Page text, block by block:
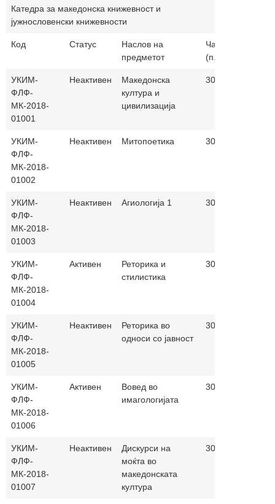
Катедра за македонска книжевност и
јужнословенски книжевности
Код Статус
Наслов на
предметот
Часови
(п.+в.)
УКИМ-
ФЛФ-
МК-2018-
01001
Неактивен
Македонска
култура и
цивилизација
30+30
УКИМ-
ФЛФ-
МК-2018-
01002
Неактивен Митопоетика 30+30
УКИМ-
ФЛФ-
МК-2018-
01003
Неактивен Агиологија 1 30+30
УКИМ-
ФЛФ-
МК-2018-
01004
Активен
Реторика и
стилистика
30+30
УКИМ-
ФЛФ-
МК-2018-
01005
Неактивен
Реторика во
односи со јавност
30+30
УКИМ-
ФЛФ-
МК-2018-
01006
Активен
Вовед во
имагологијата
30+30
УКИМ-
ФЛФ-
МК-2018-
01007
Неактивен
Дискурси на
моќта во
македонската
култура
30+30